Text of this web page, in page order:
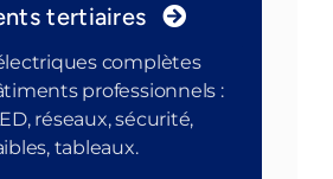
tertiaires
complètes
professionnels :
réseaux, sécurité,
tableaux.